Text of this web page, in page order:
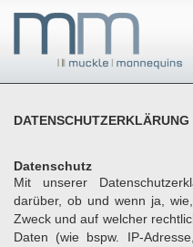
DATENSCHUTZERKLÄRUNG
Datenschutz
Mit unserer
darüber, ob und wenn ja,
Zweck und auf welcher
Daten (wie bspw. IP-